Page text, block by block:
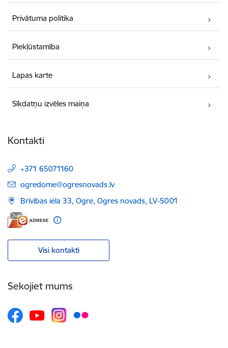
Privātuma politika
Piekļūstamība
Lapas karte
Sīkdatņu izvēles maiņa
Kontakti
+371 65071160
E-pasts:
ogredome@ogresnovads.lv
Brīvības iela 33, Ogre, Ogres novads, LV-5001
Visi kontakti
Sekojiet mums